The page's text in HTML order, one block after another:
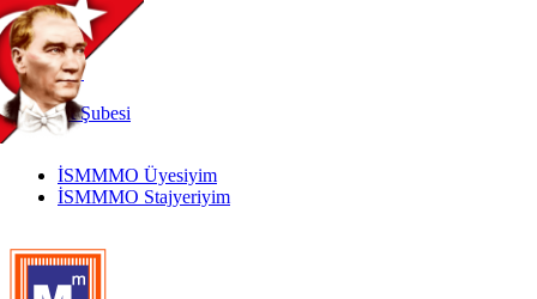
TR
|
EN
İnternetŞubesi
İSMMMO Üyesiyim
İSMMMO Stajyeriyim